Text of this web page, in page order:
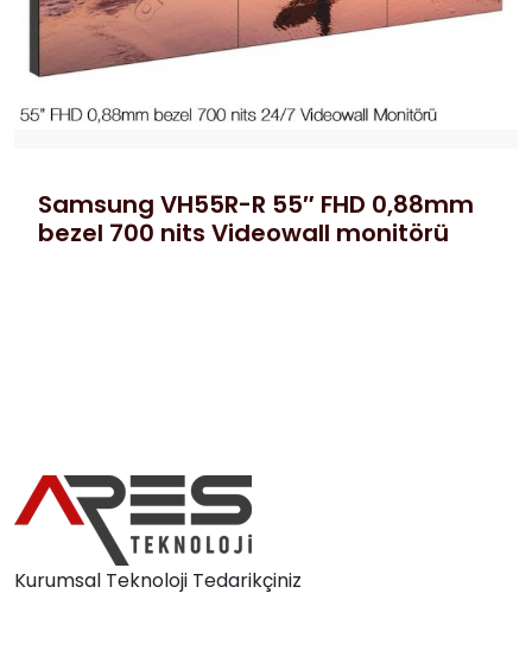
Samsung VH55R-R 55″ FHD 0,88mm
bezel 700 nits Videowall monitörü
Kurumsal Teknoloji Tedarikçiniz